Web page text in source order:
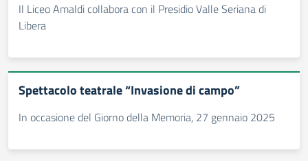
Il Liceo Amaldi collabora con il Presidio Valle Seriana di
Libera
Spettacolo teatrale “Invasione di campo”
In occasione del Giorno della Memoria, 27 gennaio 2025